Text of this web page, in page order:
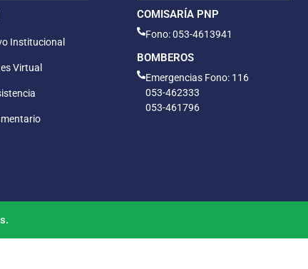
Institucional
Virtual
COMISARÍA PNP
Fono: 053-4613941
BOMBEROS
Emergencias Fono: 116
053-462333
053-461796